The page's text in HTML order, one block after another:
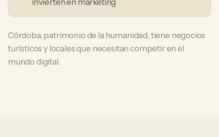
invierten en marketing
Córdoba, patrimonio de la humanidad, tiene negocios
turísticos y locales que necesitan competir en el
mundo digital.